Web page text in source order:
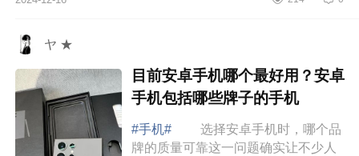
和华为nova13选哪个 荣耀300和
ヤ ★
目前安卓手机哪个最好用？安卓
手机包括哪些牌子的手机
#手机#
选择安卓手机时，哪个品
牌的质量可靠这一问题确实让不少人